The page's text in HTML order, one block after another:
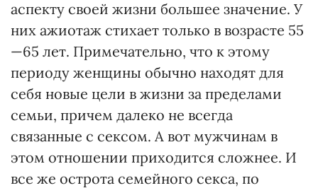
аспекту своей жизни большее значение. У
них ажиотаж стихает только в возрасте 55
—65 лет. Примечательно, что к этому
периоду женщины обычно находят для
себя новые цели в жизни за пределами
семьи, причем далеко не всегда
связанные с сексом. А вот мужчинам в
этом отношении приходится сложнее. И
все же острота семейного секса, по